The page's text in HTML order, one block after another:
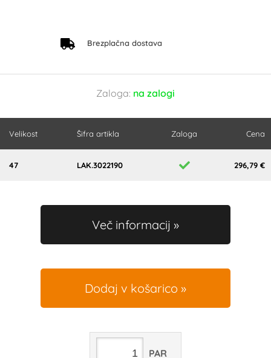
Brezplačna dostava
Zaloga: na zalogi
Velikost Šifra artikla Zaloga Cena
47 LAK.3022190 296,79 €
Več informacij
Dodaj v košarico
PAR